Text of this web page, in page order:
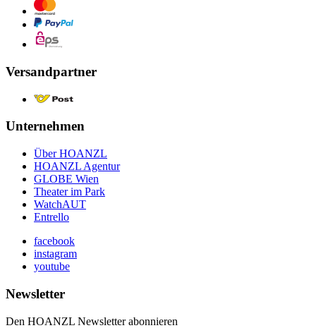
Versandpartner
Unternehmen
Über HOANZL
HOANZL Agentur
GLOBE Wien
Theater im Park
WatchAUT
Entrello
facebook
instagram
youtube
Newsletter
Den HOANZL Newsletter abonnieren